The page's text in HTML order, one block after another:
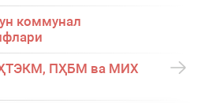
коммунал
ПҲБМ ва МИХ